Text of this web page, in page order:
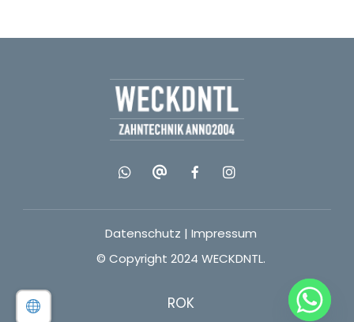
Datenschutz | Impressum
© Copyright 2024 WECKDNTL.
ROK